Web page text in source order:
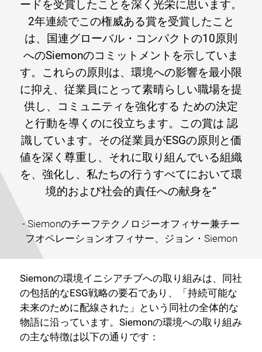
ードを受賞したことを深く光栄に思います。
2年連続でこの権威ある賞を受賞したこと
は、国連グローバル・コンパクトの10原則
へのSiemonのコミットメントを示していま
す。これらの原則は、環境への影響を最小限
に抑え、従業員にとって素晴らしい職場を提
供し、
コミュニティを強化する ための決定
と行動を導くのに役立ちます。この賞は 認
識しています。 その従業員がESGの原則と価
値を深く尊重し、それに取り組んでいる組織
を、 強化し 、私たちの行うすべてにおいて環
境的および社会的責任への献身を“
- Siemonのチーフテクノロジーオフィサー兼チー
フオペレーションオフィサー、ジョン・Siemon
Siemonの環境イニシアチブへの取り組みは、同社
の包括的なESG戦略の要石であり、「持続可能な
未来のために配線された」という同社の全体的な
物語に沿っています。Siemonの環境への取り組み
の主な特徴は以下の通りです：